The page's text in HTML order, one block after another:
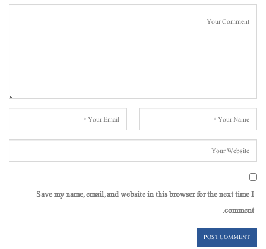
Save my name, email, and website in this browser for the next time I
comment.